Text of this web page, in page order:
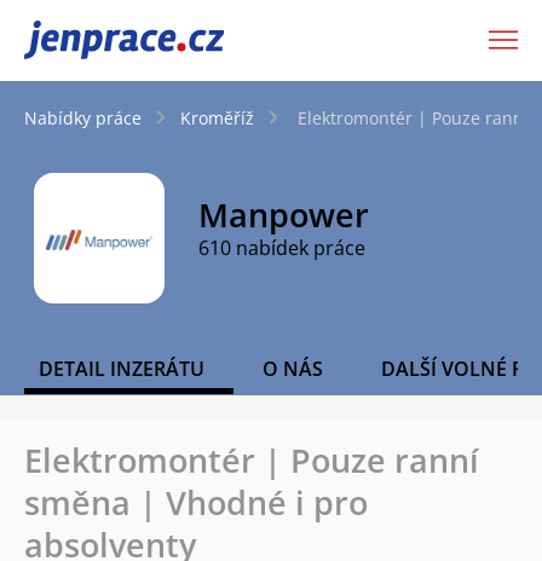
JenPráce.cz
Nabídky práce Kroměříž Elektromontér | Pouze ranní
Manpower
610 nabídek práce
DETAIL INZERÁTU O NÁS DALŠÍ VOLNÉ
Elektromontér | Pouze ranní
směna | Vhodné i pro
absolventy